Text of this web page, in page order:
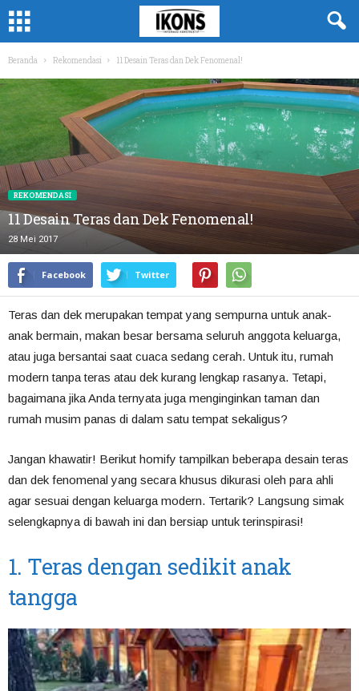
Beranda Rekomendasi 11 Desain Teras dan Dek Fenomenal!
REKOMENDASI
11 Desain Teras dan Dek Fenomenal!
28 Mei 2017
Facebook Twitter
Teras dan dek merupakan tempat yang sempurna untuk anak-
anak bermain, makan besar bersama seluruh anggota keluarga,
atau juga bersantai saat cuaca sedang cerah. Untuk itu, rumah
modern tanpa teras atau dek kurang lengkap rasanya. Tetapi,
bagaimana jika Anda ternyata juga menginginkan taman dan
rumah musim panas di dalam satu tempat sekaligus?
Jangan khawatir! Berikut homify tampilkan beberapa desain teras
dan dek fenomenal yang secara khusus dikurasi oleh para ahli
agar sesuai dengan keluarga modern. Tertarik? Langsung simak
selengkapnya di bawah ini dan bersiap untuk terinspirasi!
1. Teras dengan sedikit anak
tangga